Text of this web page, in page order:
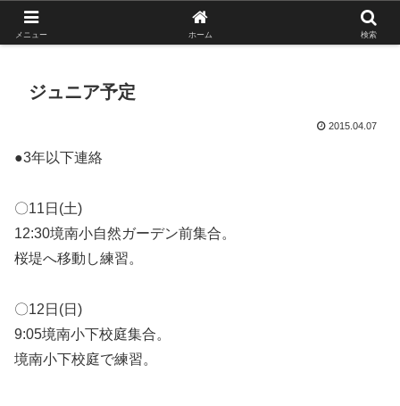
がんばれ！フルスイング！境南ブレーブス！
ジュニア予定
2015.04.07
●3年以下連絡
〇11日(土)
12:30境南小自然ガーデン前集合。
桜堤へ移動し練習。
〇12日(日)
9:05境南小下校庭集合。
境南小下校庭で練習。
メニュー ホーム 検索